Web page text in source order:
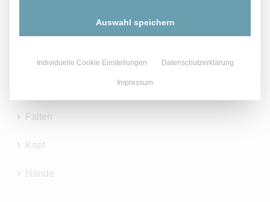
Brust
Falten
Kopf
Hände
Auswahl speichern
Individuelle Cookie Einstellungen Datenschutzerklärung
Impressum